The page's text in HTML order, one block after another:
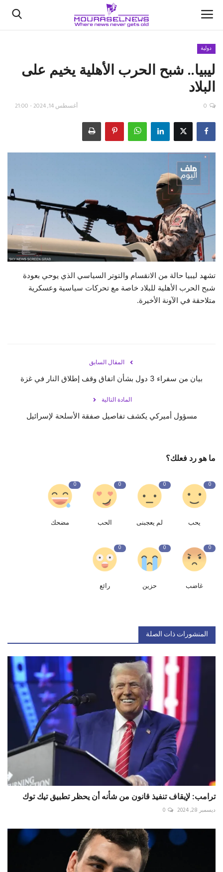
الأخبار
كتّابنا
اقتصاد
علوم وتكنولوجيا
رياضة
فيديو
حياة
دولية
ليبيا.. شبح الحرب الأهلية يخيم على
البلاد
أغسطس 14, 2024 - 21:00 0
تشهد ليبيا حالة من الانقسام والتوتر السياسي الذي يوحي بعودة
شبح الحرب الأهلية للبلاد خاصة مع تحركات سياسية وعسكرية
متلاحقة في الآونة الأخيرة.
المقال السابق
بيان من سفراء 3 دول بشأن اتفاق وقف إطلاق النار في غزة
المادة التالية
مسؤول أميركي يكشف تفاصيل صفقة الأسلحة لإسرائيل
ما هو رد فعلك؟
0
يحب
0
لم يعجبنى
0
الحب
0
مضحك
0
غاضب
0
حزين
0
رائع
المنشورات ذات الصلة
ترامب: لإيقاف تنفيذ قانون من شأنه أن يحظر تطبيق تيك توك
ديسمبر 28, 2024 0